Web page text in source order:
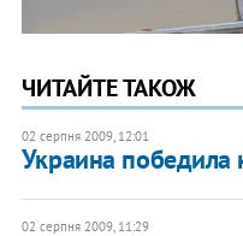
ЧИТАЙТЕ ТАКОЖ
02 серпня 2009, 12:01
Украина победила
02 серпня 2009, 11:29